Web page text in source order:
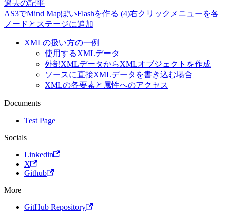
過去の記事
AS3でMind MapぽいFlashを作る (4)右クリックメニューを各
ノードとステージに追加
XMLの扱い方の一例
使用するXMLデータ
外部XMLデータからXMLオブジェクトを作成
ソースに直接XMLデータを書き込む場合
XMLの各要素と属性へのアクセス
Documents
Test Page
Socials
Linkedin
X
Github
More
GitHub Repository